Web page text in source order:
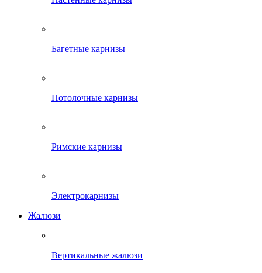
Багетные карнизы
Потолочные карнизы
Римские карнизы
Электрокарнизы
Жалюзи
Вертикальные жалюзи